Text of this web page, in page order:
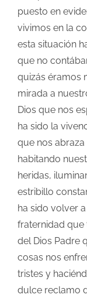
puesto en
vivimos en la
esta situación
que no
quizás éramos
mirada a
Dios que nos
ha sido la
que nos
habitando
heridas,
estribillo
ha sido volver
fraternidad que
del Dios Padre
cosas nos
tristes y
dulce reclamo